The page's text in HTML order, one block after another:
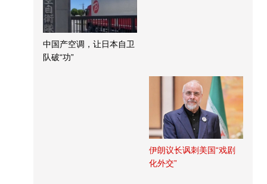
中国产空调，让日本自卫
队破“功”
伊朗议长讽刺美国“戏剧
化外交”